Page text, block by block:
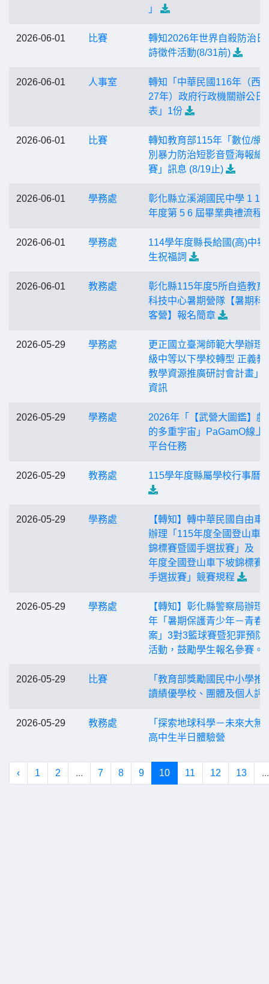
」
2026-06-01 比賽
轉知2026年世界自殺防治日
詩徵件活動(8/31前)
2026-06-01 人事室
轉知「中華民國116年（西
27年）政府行政機關辦公日
表」1份
2026-06-01 比賽
轉知教育部115年「數位/網
別暴力防治短影音暨海報繪
賽」訊息 (8/19止)
2026-06-01 學務處
彰化縣立溪湖國民中學 1 1
年度第 5 6 屆畢業典禮流程
2026-06-01 學務處
114學年度縣長給國(高)中畢
生祝福詞
2026-06-01 教務處
彰化縣115年度5所自造教育
科技中心暑期營隊【暑期科
客營】報名簡章
2026-05-29 學務處
更正國立臺灣師範大學辦理
級中等以下學校轉型 正義教
教學資源推廣研討會計畫」
資訊
2026-05-29 學務處
2026年「【武營大圖鑑】戲
的多重宇宙」PaGamO線上
平台任務
2026-05-29 教務處 115學年度縣屬學校行事曆
2026-05-29 學務處
【轉知】轉中華民國自由車
辦理「115年度全國登山車
錦標賽暨國手選拔賽」及「
年度全國登山車下坡錦標賽
手選拔賽」競賽規程
2026-05-29 學務處
【轉知】彰化縣警察局辦理
年「暑期保護青少年－青春
案」3對3籃球賽暨犯罪預防
活動，鼓勵學生報名參賽。
2026-05-29 比賽
「教育部獎勵國民中小學推
讀績優學校、團體及個人評
2026-05-29 教務處
「探索地球科學－未來大無
高中生半日體驗營
‹ 1 2 ... 7 8 9 10 11 12 13 ...